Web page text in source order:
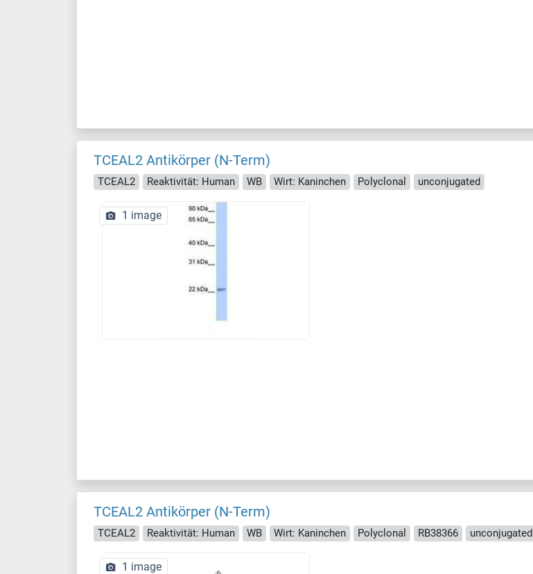
TCEAL2 Antikörper (N-Term)
TCEAL2 Reaktivität: Human WB Wirt: Kaninchen Polyclonal unconjugated
1 image
TCEAL2 Antikörper (N-Term)
TCEAL2 Reaktivität: Human WB Wirt: Kaninchen Polyclonal RB38366 unconjugated
1 image